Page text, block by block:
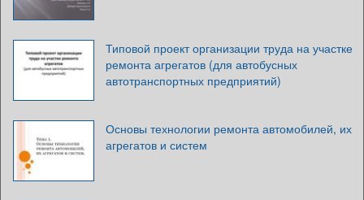
Типовой проект организации труда на участке
ремонта агрегатов (для автобусных
автотранспортных предприятий)
Основы технологии ремонта автомобилей, их
агрегатов и систем